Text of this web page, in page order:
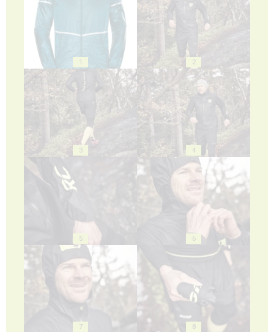
1 2
3 4
5 6
7 8